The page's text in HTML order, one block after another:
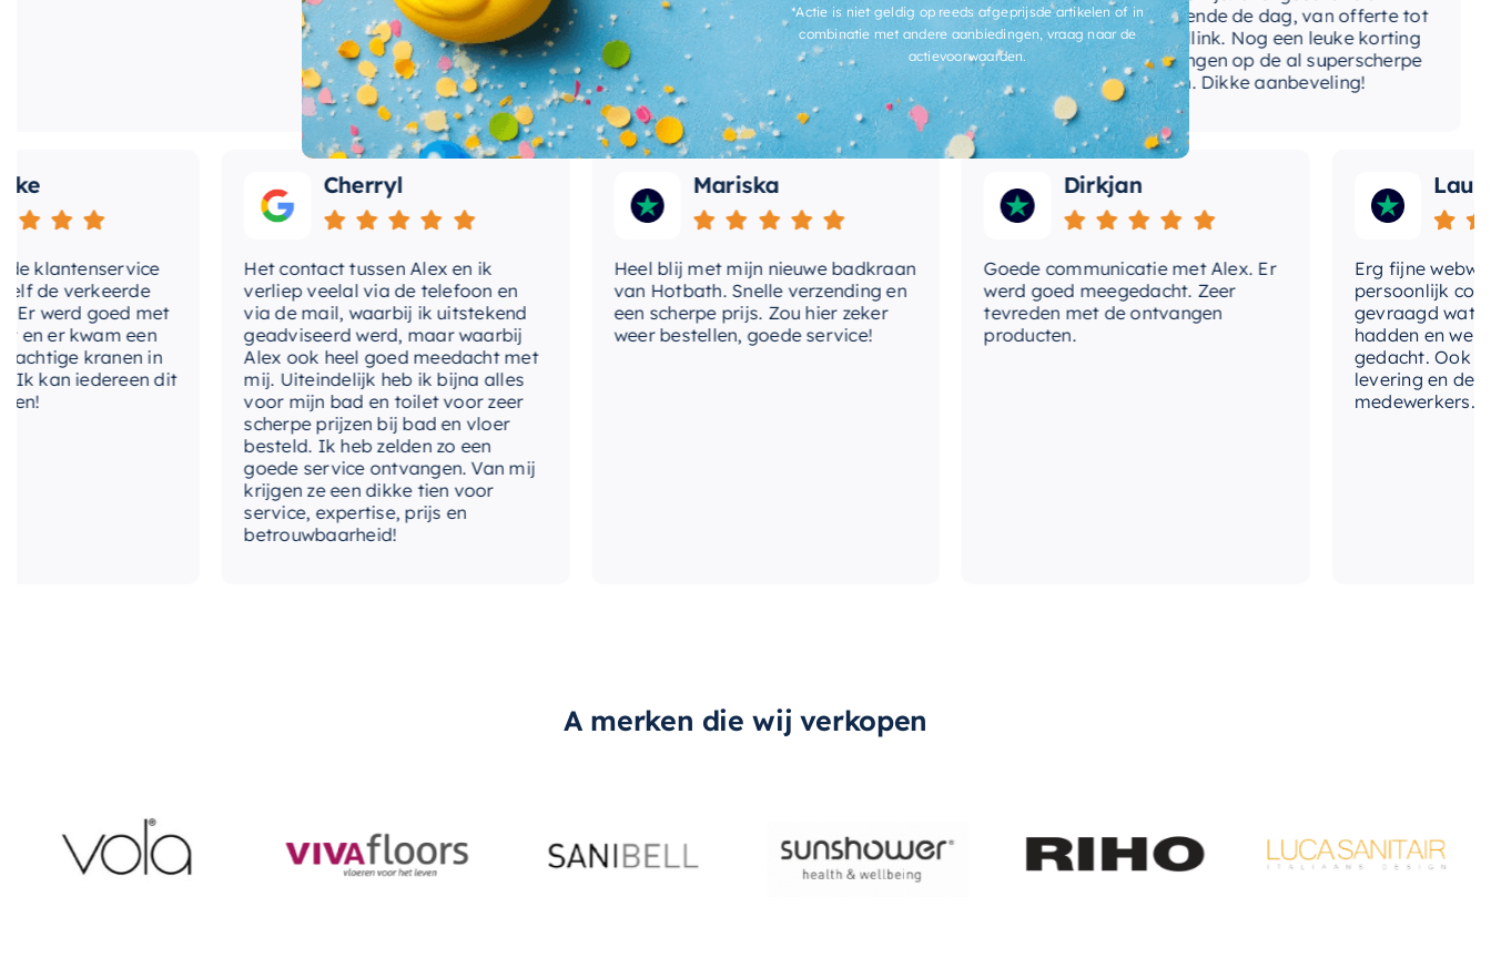
en zijn van zeer goede kwaliteit.
gedurende de dag, van offerte tot
betaallink. Nog een leuke korting
ontvangen op de al superscherpe
prijzen. Dikke aanbeveling!
verkeerde
goed met
er kwam een
kranen in
iedereen dit
Cherryl
Het contact tussen Alex en ik
verliep veelal via de telefoon en
via de mail, waarbij ik uitstekend
geadviseerd werd, maar waarbij
Alex ook heel goed meedacht met
mij. Uiteindelijk heb ik bijna alles
voor mijn bad en toilet voor zeer
scherpe prijzen bij bad en vloer
besteld. Ik heb zelden zo een
goede service ontvangen. Van mij
krijgen ze een dikke tien voor
service, expertise, prijs en
betrouwbaarheid!
Mariska
Heel blij met mijn nieuwe badkraan
van Hotbath. Snelle verzending en
een scherpe prijs. Zou hier zeker
weer bestellen, goede service!
Dirkjan
Goede communicatie met Alex. Er
werd goed meegedacht. Zeer
tevreden met de ontvangen
producten.
Laura
Erg fijne
persoonlijk contact
gevraagd wat we
hadden en werd
gedacht. Ook in de
levering en
medewerkers. Wij
A merken die wij verkopen
*Actie is niet geldig op reeds afgeprijsde artikelen of in
combinatie met andere aanbiedingen, vraag naar de
actievoorwaarden.